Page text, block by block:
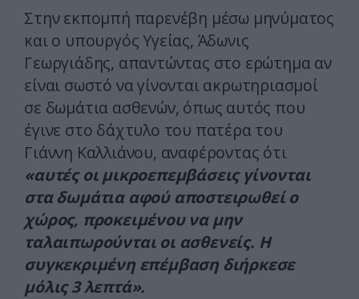
Στην εκπομπή παρενέβη μέσω μηνύματος
και ο υπουργός Υγείας, Άδωνις
Γεωργιάδης, απαντώντας στο ερώτημα αν
είναι σωστό να γίνονται ακρωτηριασμοί
σε δωμάτια ασθενών, όπως αυτός που
έγινε στο δάχτυλο του πατέρα του
Γιάννη Καλλιάνου, αναφέροντας ότι
«αυτές οι μικροεπεμβάσεις γίνονται
στα δωμάτια αφού αποστειρωθεί ο
χώρος, προκειμένου να μην
ταλαιπωρούνται οι ασθενείς. Η
συγκεκριμένη επέμβαση διήρκεσε
μόλις 3 λεπτά».